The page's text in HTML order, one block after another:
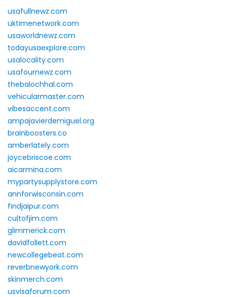
usafullnewz.com
uktimenetwork.com
usaworldnewz.com
todayusaexplore.com
usalocality.com
usafournewz.com
thebalochhal.com
vehicularmaster.com
vibesaccent.com
ampajavierdemiguel.org
brainboosters.co
amberlately.com
joycebriscoe.com
aicarmina.com
mypartysupplystore.com
annforwisconsin.com
findjaipur.com
cultofjim.com
glimmerick.com
davidfollett.com
newcollegebeat.com
reverbnewyork.com
skinmerch.com
usvisaforum.com